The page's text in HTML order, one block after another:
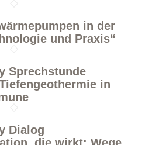
in der
und Praxis“
Sprechstunde
in
Dialog